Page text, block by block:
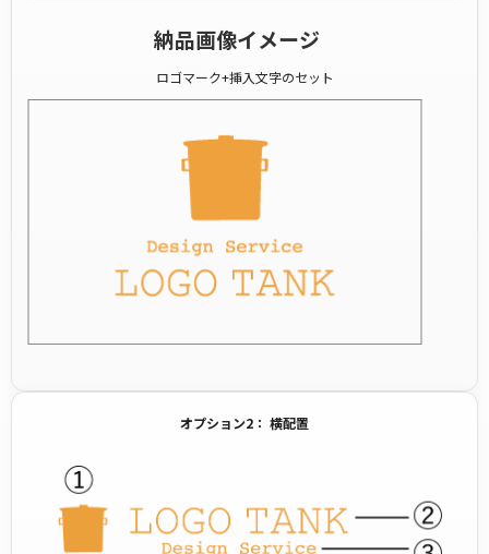
納品画像イメージ
ロゴマーク+挿入文字のセット
オプション2： 横配置